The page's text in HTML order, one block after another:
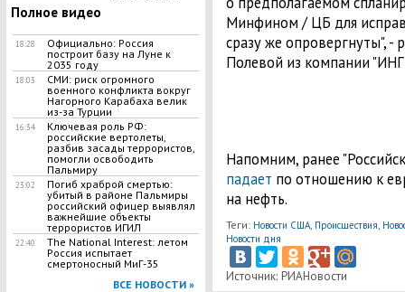
Полное видео
18:28
Официально: Россия
построит базу на Луне к
2035 году
18:03
СМИ: риск огромного
военного конфликта вокруг
Нагорного Карабаха велик
из-за Турции
16:34
Ключевая роль РФ:
российские вертолеты,
разбив засады террористов,
помогли освободить
Пальмиру
23:02
Погиб храброй смертью:
убитый в районе Пальмиры
российский офицер выявлял
важнейшие объекты
террористов ИГИЛ
22:40
The National Interest: летом
Россия испытает
смертоносный МиГ-35
ВСЕ НОВОСТИ »
Минфином / ЦБ для
сразу же опровергнуты", -
Полевой из компании "ИНГ
Напомним, ранее
падает по отношению к
на нефть.
Теги: Новости США, Происшествия
Новости дня
Источник: РИАНовости